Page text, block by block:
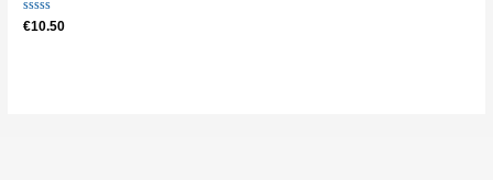
Avaliação
€10.50